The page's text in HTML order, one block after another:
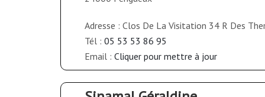
Adresse : Clos De La Visitation 34 R Des
Tél : 05 53 53 86 95
Email : Cliquer pour mettre à jour